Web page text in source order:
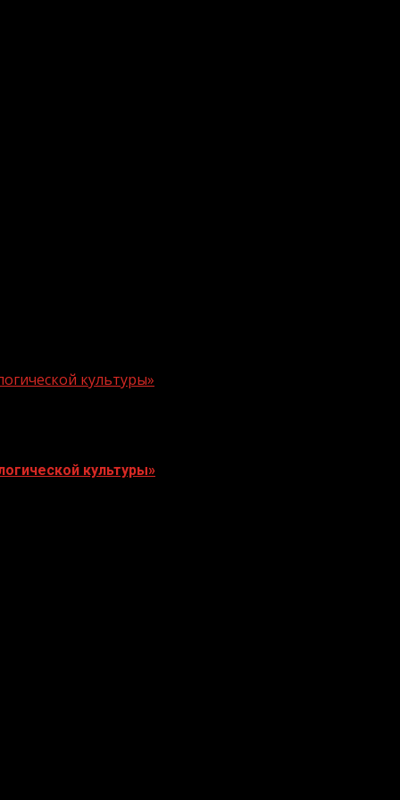
культуры»
культуры»